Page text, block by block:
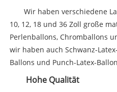
Wir haben verschiedene
10, 12, 18 und 36 Zoll große
Perlenballons, Chromballons
wir haben auch Schwanz-
Ballons und Punch-Latex-
Hohe Qualität